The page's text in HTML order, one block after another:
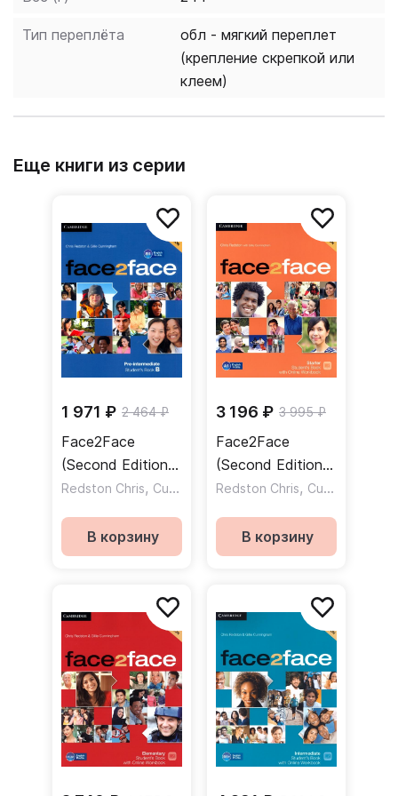
Тип переплёта
обл - мягкий переплет
(крепление скрепкой или
клеем)
Еще книги из серии
1 971 ₽ 2 464 ₽
Face2Face
(Second Edition)
Pre-Intermediate
/ Учебник Часть
B
Redston Chris, Cunningham Gillie
В корзину
3 196 ₽ 3 995 ₽
Face2Face
(Second Edition)
Starter Student`s
Workbook /
Учебник +
Redston Chris, Cunningham Gillie
В корзину